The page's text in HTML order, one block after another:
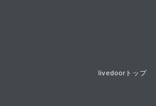
livedoorトップ